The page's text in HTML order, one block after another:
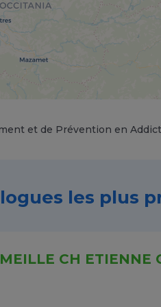
et de Prévention en
les plus
CH ETIENNE